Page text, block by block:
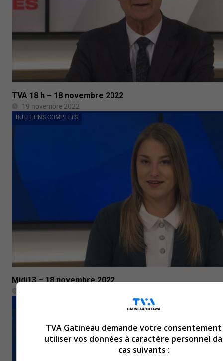
TVA 18 h – 18 novembre 2022
19 novembre 2022
BULLETINS COMPLETS
Midi13 – 18 novembre 2022
TVA Gatineau demande votre
utiliser vos données à caractère personnel
cas suivants :